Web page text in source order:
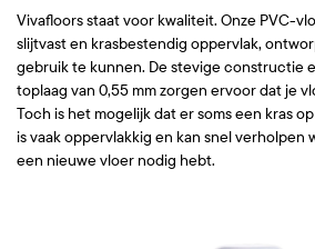
Vivafloors staat voor kwaliteit. Onze PVC-
slijtvast en krasbestendig oppervlak,
gebruik te kunnen. De stevige constructie
toplaag van 0,55 mm zorgen ervoor dat je
Toch is het mogelijk dat er soms een kras
is vaak oppervlakkig en kan snel verholpen
een nieuwe vloer nodig hebt.